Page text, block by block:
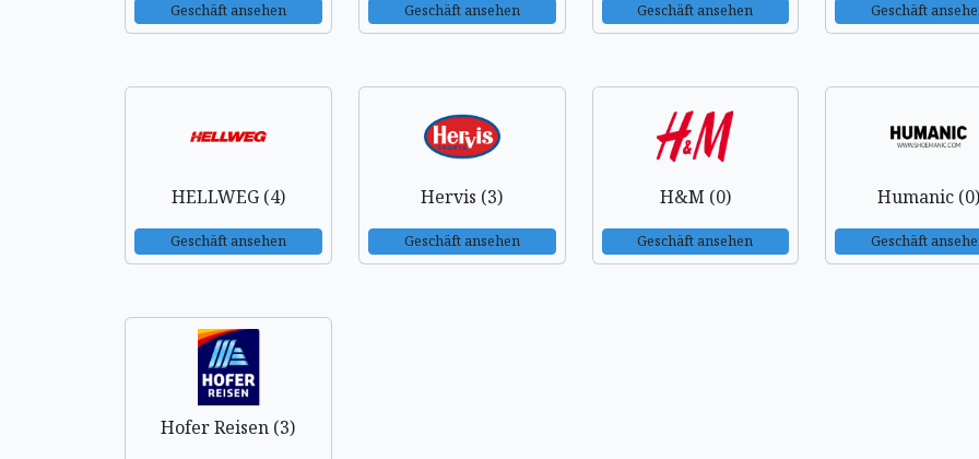
Geschäft ansehen Geschäft ansehen Geschäft ansehen Geschäft
HELLWEG (4)
Geschäft ansehen
Hervis (3)
Geschäft ansehen
H&M (0)
Geschäft ansehen
Humanic
Geschäft
Hofer Reisen (3)